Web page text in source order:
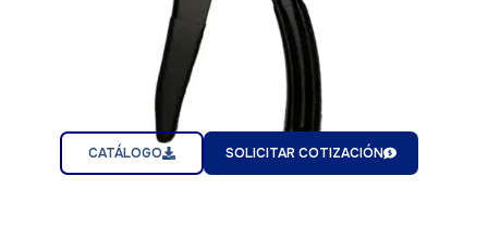
CATÁLOGO SOLICITAR COTIZACIÓN